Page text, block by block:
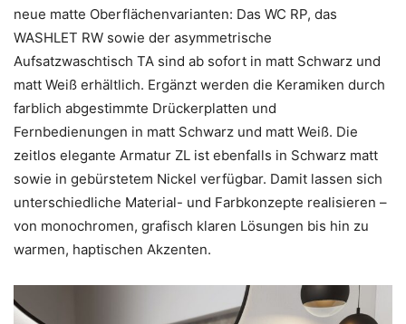
neue matte Oberflächenvarianten: Das WC RP, das
WASHLET RW sowie der asymmetrische
Aufsatzwaschtisch TA sind ab sofort in matt Schwarz und
matt Weiß erhältlich. Ergänzt werden die Keramiken durch
farblich abgestimmte Drückerplatten und
Fernbedienungen in matt Schwarz und matt Weiß. Die
zeitlos elegante Armatur ZL ist ebenfalls in Schwarz matt
sowie in gebürstetem Nickel verfügbar. Damit lassen sich
unterschiedliche Material- und Farbkonzepte realisieren –
von monochromen, grafisch klaren Lösungen bis hin zu
warmen, haptischen Akzenten.